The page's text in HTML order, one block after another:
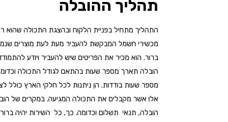
תהליך ההובלה
התהליך מתחיל בפניית הלקוח ובהצגת התכולה שהוא
מכשירי חשמל המבקשת להעביר מעת לעת מוצרים
ברור. הוא מכיר את הפריטים שיש להעביר ויודע
הובלה תארך מספר שעות בהתאם לגודל התכולה
מספר שעות בודדות. הן ניתנות לכל חלקי הארץ כולל
אלו אשר מקבלים את התכולה המגיעה. במקרים של
הובלה, תנאי תשלום וכדומה. כך, כל השירות יהיה